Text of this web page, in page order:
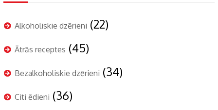
Alkoholiskie dzērieni (22)
Ātrās receptes (45)
Bezalkoholiskie dzērieni (34)
Citi ēdieni (36)